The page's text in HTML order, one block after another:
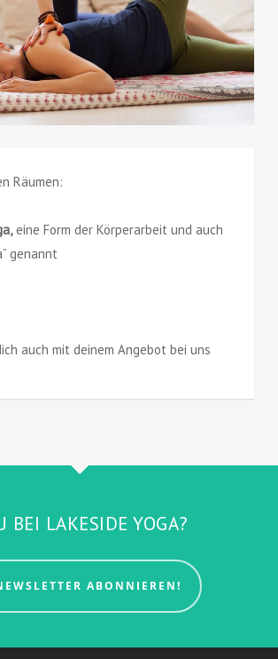
Räumen:
eine Form der Körperarbeit und auch
genannt
auch mit deinem Angebot bei uns
BEI LAKESIDE YOGA?
ABONNIEREN!